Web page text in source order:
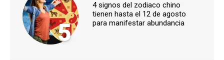
5
4 signos del zodiaco chino
tienen hasta el 12 de agosto
para manifestar abundancia